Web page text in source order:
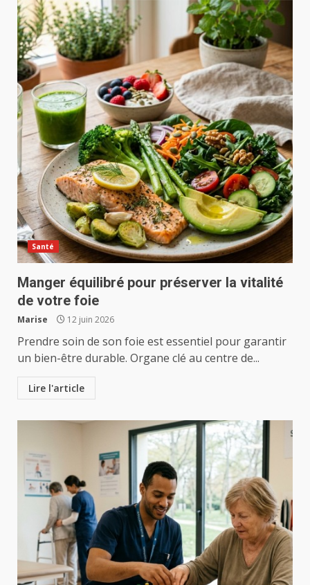
Santé
Manger équilibré pour préserver la vitalité
de votre foie
Marise 12 juin 2026
Prendre soin de son foie est essentiel pour garantir
un bien-être durable. Organe clé au centre de...
Lire l'article